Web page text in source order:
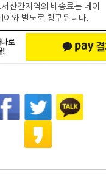
산간지역의 배송료는 네이
이와 별도로 청구됩니다.